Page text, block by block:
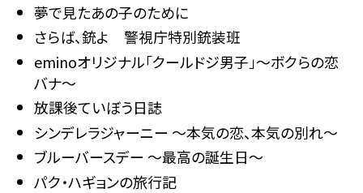
夢で見たあの子のために
さらば、銃よ 警視庁特別銃装班
eminoオリジナル「クールドジ男子」～ボクらの恋
バナ～
放課後ていぼう日誌
シンデレラジャーニー 〜本気の恋、本気の別れ〜
ブルーバースデー ～最高の誕生日～
パク・ハギョンの旅行記